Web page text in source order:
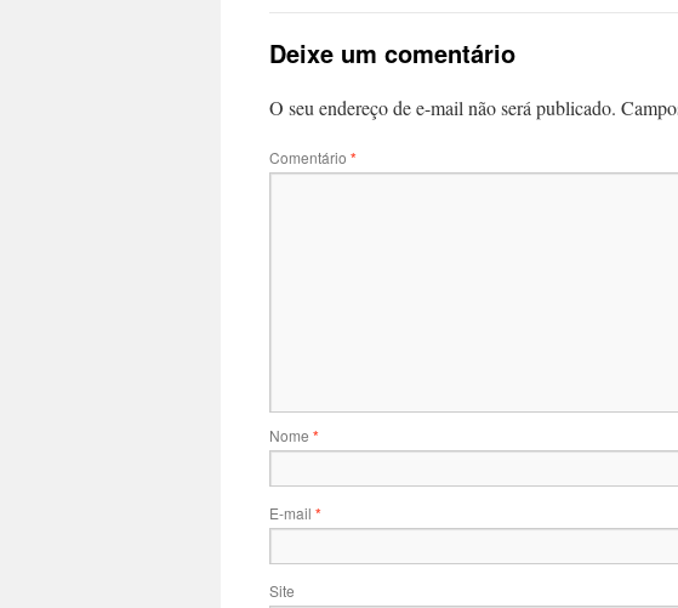
Deixe um comentário
O seu endereço de e-mail não será publicado.
Comentário *
Nome *
E-mail *
Site